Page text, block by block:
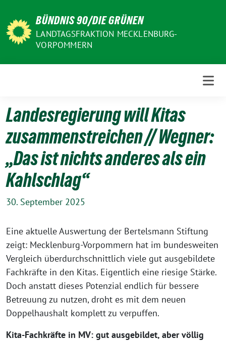
zum
Inhalt
BÜNDNIS 90/DIE GRÜNEN
LANDTAGSFRAKTION MECKLENBURG-
VORPOMMERN
Landesregierung will Kitas
zusammenstreichen // Wegner:
„Das ist nichts anderes als ein
Kahlschlag“
30. September 2025
Eine aktuelle Auswertung der Bertelsmann Stiftung
zeigt: Mecklenburg-Vorpommern hat im bundesweiten
Vergleich überdurchschnittlich viele gut ausgebildete
Fachkräfte in den Kitas. Eigentlich eine riesige Stärke.
Doch anstatt dieses Potenzial endlich für bessere
Betreuung zu nutzen, droht es mit dem neuen
Doppelhaushalt komplett zu verpuffen.
Kita-Fachkräfte in MV: gut ausgebildet, aber völlig